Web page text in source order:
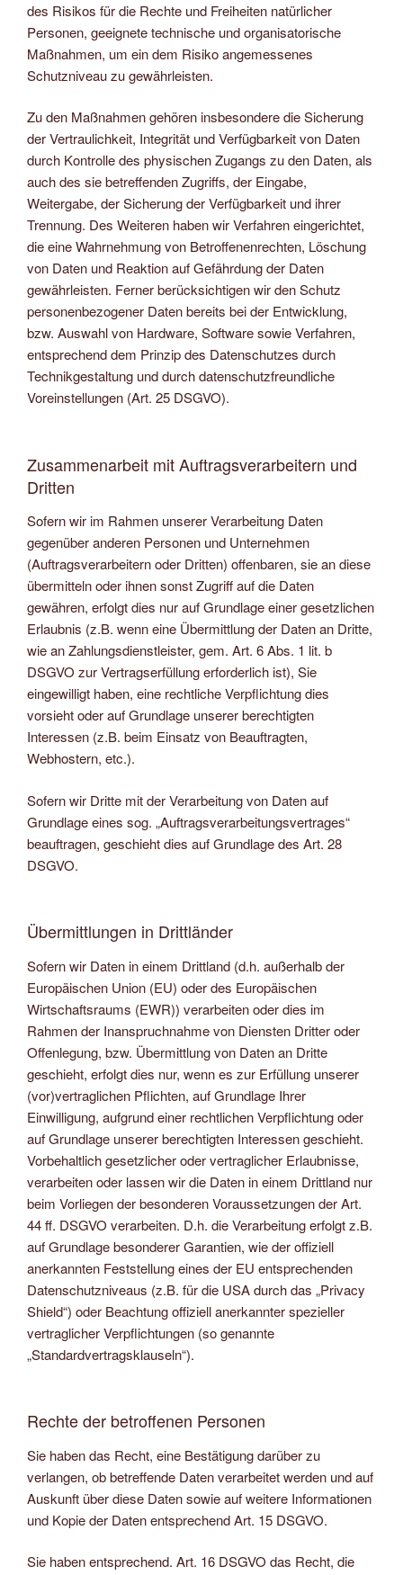
des Risikos für die Rechte und Freiheiten natürlicher
Personen, geeignete technische und organisatorische
Maßnahmen, um ein dem Risiko angemessenes
Schutzniveau zu gewährleisten.
Zu den Maßnahmen gehören insbesondere die Sicherung
der Vertraulichkeit, Integrität und Verfügbarkeit von Daten
durch Kontrolle des physischen Zugangs zu den Daten, als
auch des sie betreffenden Zugriffs, der Eingabe,
Weitergabe, der Sicherung der Verfügbarkeit und ihrer
Trennung. Des Weiteren haben wir Verfahren eingerichtet,
die eine Wahrnehmung von Betroffenenrechten, Löschung
von Daten und Reaktion auf Gefährdung der Daten
gewährleisten. Ferner berücksichtigen wir den Schutz
personenbezogener Daten bereits bei der Entwicklung,
bzw. Auswahl von Hardware, Software sowie Verfahren,
entsprechend dem Prinzip des Datenschutzes durch
Technikgestaltung und durch datenschutzfreundliche
Voreinstellungen (Art. 25 DSGVO).
Zusammenarbeit mit Auftragsverarbeitern und
Dritten
Sofern wir im Rahmen unserer Verarbeitung Daten
gegenüber anderen Personen und Unternehmen
(Auftragsverarbeitern oder Dritten) offenbaren, sie an diese
übermitteln oder ihnen sonst Zugriff auf die Daten
gewähren, erfolgt dies nur auf Grundlage einer gesetzlichen
Erlaubnis (z.B. wenn eine Übermittlung der Daten an Dritte,
wie an Zahlungsdienstleister, gem. Art. 6 Abs. 1 lit. b
DSGVO zur Vertragserfüllung erforderlich ist), Sie
eingewilligt haben, eine rechtliche Verpflichtung dies
vorsieht oder auf Grundlage unserer berechtigten
Interessen (z.B. beim Einsatz von Beauftragten,
Webhostern, etc.).
Sofern wir Dritte mit der Verarbeitung von Daten auf
Grundlage eines sog. „Auftragsverarbeitungsvertrages“
beauftragen, geschieht dies auf Grundlage des Art. 28
DSGVO.
Übermittlungen in Drittländer
Sofern wir Daten in einem Drittland (d.h. außerhalb der
Europäischen Union (EU) oder des Europäischen
Wirtschaftsraums (EWR)) verarbeiten oder dies im
Rahmen der Inanspruchnahme von Diensten Dritter oder
Offenlegung, bzw. Übermittlung von Daten an Dritte
geschieht, erfolgt dies nur, wenn es zur Erfüllung unserer
(vor)vertraglichen Pflichten, auf Grundlage Ihrer
Einwilligung, aufgrund einer rechtlichen Verpflichtung oder
auf Grundlage unserer berechtigten Interessen geschieht.
Vorbehaltlich gesetzlicher oder vertraglicher Erlaubnisse,
verarbeiten oder lassen wir die Daten in einem Drittland nur
beim Vorliegen der besonderen Voraussetzungen der Art.
44 ff. DSGVO verarbeiten. D.h. die Verarbeitung erfolgt z.B.
auf Grundlage besonderer Garantien, wie der offiziell
anerkannten Feststellung eines der EU entsprechenden
Datenschutzniveaus (z.B. für die USA durch das „Privacy
Shield“) oder Beachtung offiziell anerkannter spezieller
vertraglicher Verpflichtungen (so genannte
„Standardvertragsklauseln“).
Rechte der betroffenen Personen
Sie haben das Recht, eine Bestätigung darüber zu
verlangen, ob betreffende Daten verarbeitet werden und auf
Auskunft über diese Daten sowie auf weitere Informationen
und Kopie der Daten entsprechend Art. 15 DSGVO.
Sie haben entsprechend. Art. 16 DSGVO das Recht, die